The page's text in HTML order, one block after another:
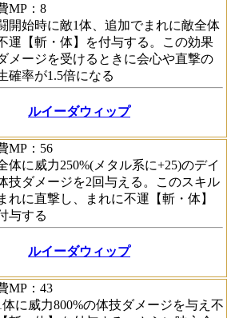
MP：8
開始時に敵1体、追加でまれに敵全体
運【斬・体】を付与する。この効果
メージを受けるときに会心や直撃の
確率が1.5倍になる
ルイーダウィップ
MP：56
体に威力250%(メタル系に+25)のデイ
技ダメージを2回与える。このスキル
れに直撃し、まれに不運【斬・体】
与する
ルイーダウィップ
MP：43
体に威力800%の体技ダメージを与え不